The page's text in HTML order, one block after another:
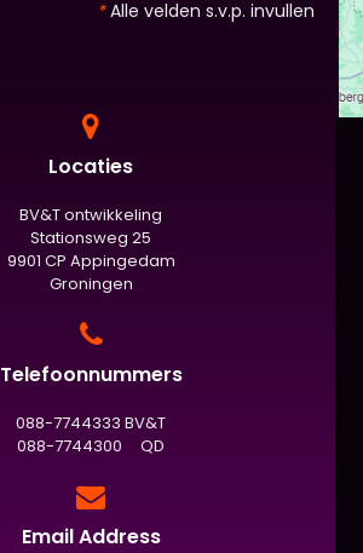
*Alle velden s.v.p. invullen
Locaties
BV&T ontwikkeling
Stationsweg 25
9901 CP Appingedam
Groningen
Telefoonnummers
088-7744333 BV&T
088-7744300 QD
Email Address